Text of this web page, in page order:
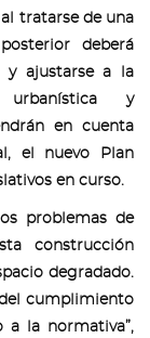
tratarse de una
deberá
y ajustarse a la
y
en cuenta
el nuevo Plan
en curso.
problemas de
construcción
degradado.
cumplimiento
a la normativa”,